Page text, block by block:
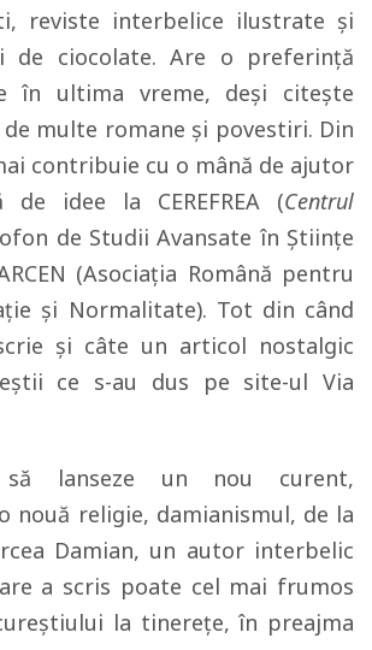
reviste interbelice ilustrate şi
de ciocolate. Are o preferinţă
în ultima vreme, deşi citeşte
multe romane şi povestiri. Din
contribuie cu o mână de ajutor
idee la CEREFREA (Centrul
de Studii Avansate în Științe
(Asociaţia Română pentru
şi Normalitate). Tot din când
şi câte un articol nostalgic
ce s-au dus pe site-ul Via
lanseze un nou curent,
nouă religie, damianismul, de la
Damian, un autor interbelic
a scris poate cel mai frumos
la tinereţe, în preajma